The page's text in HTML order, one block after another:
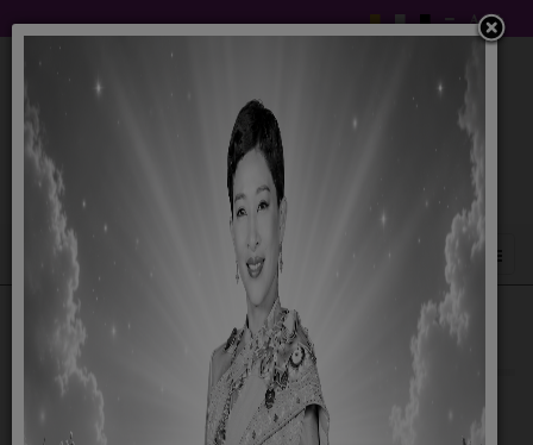
สรุปจัดซื้อจัดจ้าง เดือนสิงหาคม พ.ศ.2568
26 กันยายน 2568